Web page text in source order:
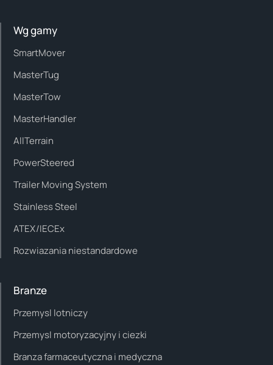
Wg gamy
SmartMover
MasterTug
MasterTow
MasterHandler
AllTerrain
PowerSteered
Trailer Moving System
Stainless Steel
ATEX/IECEx
Rozwiazania niestandardowe
Branze
Przemysl lotniczy
Przemysl motoryzacyjny i ciezki
Branza farmaceutyczna i medyczna